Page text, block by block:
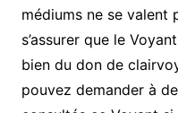
médiums ne se
s’assurer que le
bien du don de
pouvez demander à